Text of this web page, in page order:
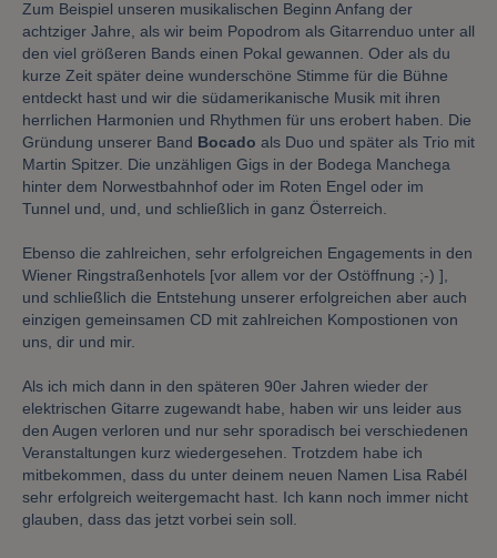
Zum Beispiel unseren musikalischen Beginn Anfang der
achtziger Jahre, als wir beim Popodrom als Gitarrenduo unter all
den viel größeren Bands einen Pokal gewannen. Oder als du
kurze Zeit später deine wunderschöne Stimme für die Bühne
entdeckt hast und wir die südamerikanische Musik mit ihren
herrlichen Harmonien und Rhythmen für uns erobert haben. Die
Gründung unserer Band Bocado als Duo und später als Trio mit
Martin Spitzer. Die unzähligen Gigs in der Bodega Manchega
hinter dem Norwestbahnhof oder im Roten Engel oder im
Tunnel und, und, und schließlich in ganz Österreich.
Ebenso die zahlreichen, sehr erfolgreichen Engagements in den
Wiener Ringstraßenhotels [vor allem vor der Ostöffnung ;-) ],
und schließlich die Entstehung unserer erfolgreichen aber auch
einzigen gemeinsamen CD mit zahlreichen Kompostionen von
uns, dir und mir.
Als ich mich dann in den späteren 90er Jahren wieder der
elektrischen Gitarre zugewandt habe, haben wir uns leider aus
den Augen verloren und nur sehr sporadisch bei verschiedenen
Veranstaltungen kurz wiedergesehen. Trotzdem habe ich
mitbekommen, dass du unter deinem neuen Namen Lisa Rabél
sehr erfolgreich weitergemacht hast. Ich kann noch immer nicht
glauben, dass das jetzt vorbei sein soll.